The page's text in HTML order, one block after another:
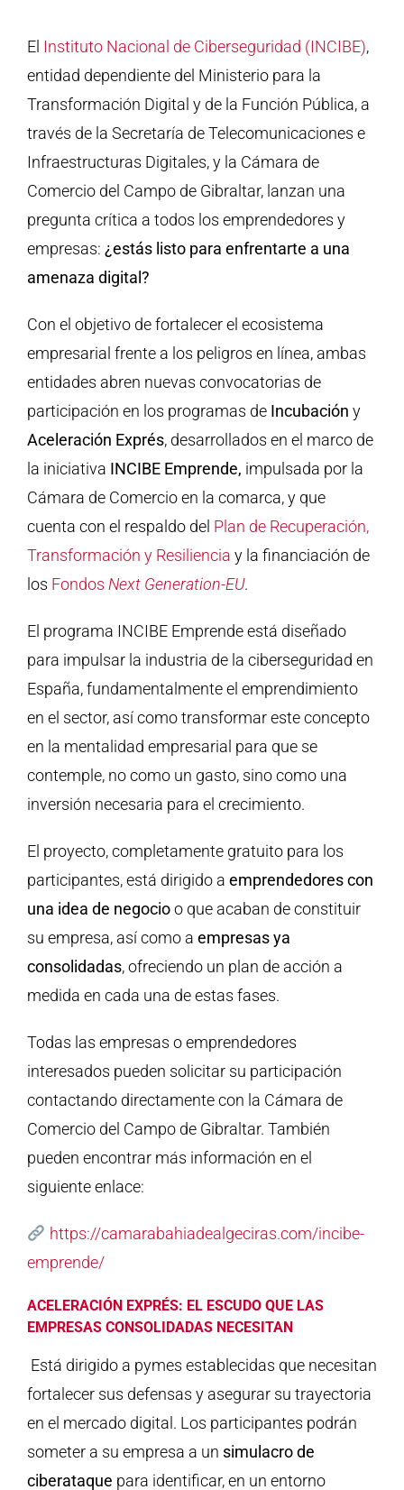
El Instituto Nacional de Ciberseguridad (INCIBE),
entidad dependiente del Ministerio para la
Transformación Digital y de la Función Pública, a
través de la Secretaría de Telecomunicaciones e
Infraestructuras Digitales, y la Cámara de
Comercio del Campo de Gibraltar, lanzan una
pregunta crítica a todos los emprendedores y
empresas: ¿estás listo para enfrentarte a una
amenaza digital?
Con el objetivo de fortalecer el ecosistema
empresarial frente a los peligros en línea, ambas
entidades abren nuevas convocatorias de
participación en los programas de Incubación y
Aceleración Exprés, desarrollados en el marco de
la iniciativa INCIBE Emprende, impulsada por la
Cámara de Comercio en la comarca, y que
cuenta con el respaldo del Plan de Recuperación,
Transformación y Resiliencia y la financiación de
los Fondos Next Generation-EU.
El programa INCIBE Emprende está diseñado
para impulsar la industria de la ciberseguridad en
España, fundamentalmente el emprendimiento
en el sector, así como transformar este concepto
en la mentalidad empresarial para que se
contemple, no como un gasto, sino como una
inversión necesaria para el crecimiento.
El proyecto, completamente gratuito para los
participantes, está dirigido a emprendedores con
una idea de negocioo que acaban de constituir
su empresa, así como a empresas ya
consolidadas, ofreciendo un plan de acción a
medida en cada una de estas fases.
Todas las empresas o emprendedores
interesados pueden solicitar su participación
contactando directamente con la Cámara de
Comercio del Campo de Gibraltar. También
pueden encontrar más información en el
siguiente enlace:
https://camarabahiadealgeciras.com/incibe-
emprende/
ACELERACIÓN EXPRÉS: EL ESCUDO QUE LAS
EMPRESAS CONSOLIDADAS NECESITAN
Está dirigido a pymes establecidas que necesitan
fortalecer sus defensas y asegurar su trayectoria
en el mercado digital. Los participantes podrán
someter a su empresa a un simulacro de
ciberataque para identificar, en un entorno